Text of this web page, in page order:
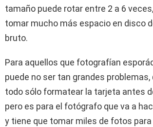
tamaño puede rotar entre 2 a 6
tomar mucho más espacio en disco
bruto.
Para aquellos que fotografían
puede no ser tan grandes problemas,
todo sólo formatear la tarjeta antes
pero es para el fotógrafo que va a
y tiene que tomar miles de fotos